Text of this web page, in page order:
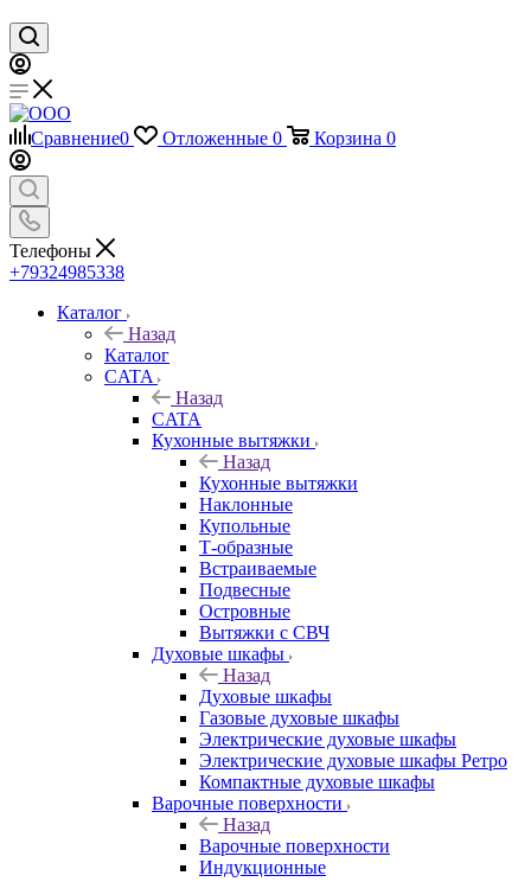
Сравнение0 Отложенные 0 Корзина 0
Телефоны
+79324985338
Каталог
Назад
Каталог
CATA
Назад
CATA
Кухонные вытяжки
Назад
Кухонные вытяжки
Наклонные
Купольные
Т-образные
Встраиваемые
Подвесные
Островные
Вытяжки с СВЧ
Духовые шкафы
Назад
Духовые шкафы
Газовые духовые шкафы
Электрические духовые шкафы
Электрические духовые шкафы Ретро
Компактные духовые шкафы
Варочные поверхности
Назад
Варочные поверхности
Индукционные